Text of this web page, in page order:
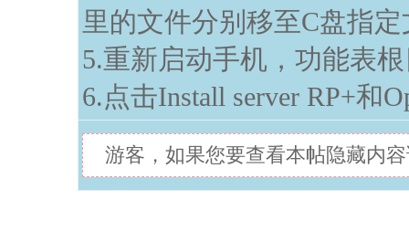
里的文件分别移至C盘指
5.重新启动手机，功能表
6.点击Install server RP+和
游客，如果您要查看本帖隐藏内